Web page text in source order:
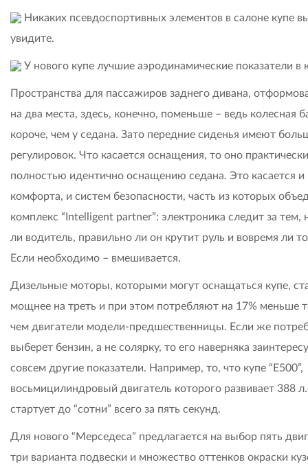
Никаких псевдоспортивных элементов в салоне купе
увидите.
У нового купе лучшие аэродинамические показатели в
Пространства для пассажиров заднего дивана,
на два места, здесь, конечно, поменьше – ведь колесная
короче, чем у седана. Зато передние сиденья имеют
регулировок. Что касается оснащения, то оно практически
полностью идентично оснащению седана. Это касается и
комфорта, и систем безопасности, часть из которых
комплекс “Intelligent partner”: электроника следит за тем,
ли водитель, правильно ли он крутит руль и вовремя ли
Если необходимо – вмешивается.
Дизельные моторы, которыми могут оснащаться купе,
мощнее на треть и при этом потребляют на 17% меньше
чем двигатели модели-предшественницы. Если же
выберет бензин, а не солярку, то его наверняка
совсем другие показатели. Например, то, что купе “E500”,
восьмицилиндровый двигатель которого развивает 388
стартует до “сотни” всего за пять секунд.
Для нового “Мерседеса” предлагается на выбор пять
три варианта подвески и множество оттенков окраски